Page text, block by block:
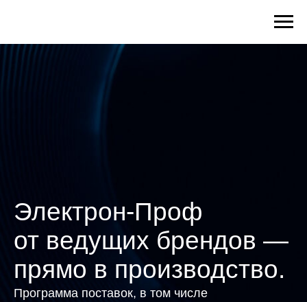
Электрон-Проф
от ведущих брендов —
прямо в производство.
Программа поставок, в том числе